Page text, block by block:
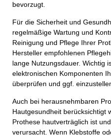
bevorzugt.
Für die Sicherheit und
regelmäßige Wartung und
Reinigung und Pflege Ihrer
Hersteller empfohlenen
lange Nutzungsdauer. Wichtig
elektronischen Komponenten
überprüfen und ggf.
Auch bei herausnehmbaren
Hautgesundheit berücksichtigt
Prothese hautverträglich ist
verursacht. Wenn Klebstoffe